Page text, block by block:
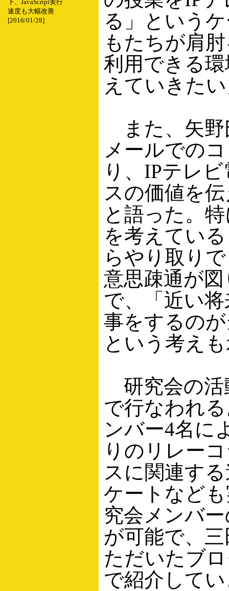
下、JavaScript実行
速度も大幅改善
[2016/01/28]
る」という
もたちが肩
利用できる
えていきた
また、矢野
メールでの
り、IPテレ
スの価値を
と語った。
を考えてい
らやり取り
意思疎通が
で、「近い
事をするの
という考え
研究会の活
で行なわれ
ンバー4名に
りのリレー
スに関連す
ケートなど
究会メンバ
が可能で、
ただいたブ
で紹介して